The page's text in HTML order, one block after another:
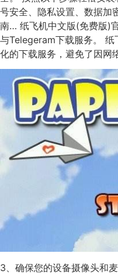
号安全、隐私设置、数据加
南… 纸飞机中文版(免费版)
与Telegeram下载服务。
化的下载服务，避免了因网
3、确保您的设备摄像头和